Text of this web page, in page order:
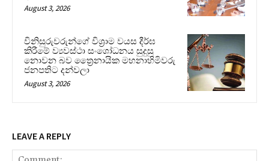
August 3, 2026
විනිසුරුවරුන්ගේ විශ්‍රාම වයස දීර්ඝ
කිරීමේ ව්‍යවස්ථා සංශෝධනය සුදුසු
නොවන බව ත්‍රෛනායික මහනාහිමිවරු
ජනපතිට දන්වලා
August 3, 2026
LEAVE A REPLY